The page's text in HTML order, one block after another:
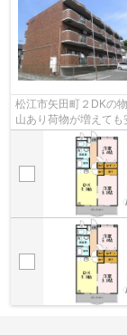
松江市矢田町２DKの
山あり荷物が増えて